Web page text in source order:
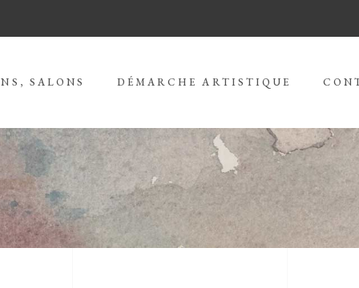
SALONS DÉMARCHE ARTISTIQUE